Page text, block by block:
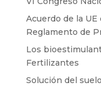
Acuerdo de la
Reglamento de
Los
Fertilizantes
Solución del suelo